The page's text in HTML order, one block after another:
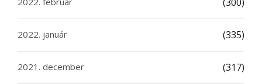
2022. január (335)
2021. december (317)